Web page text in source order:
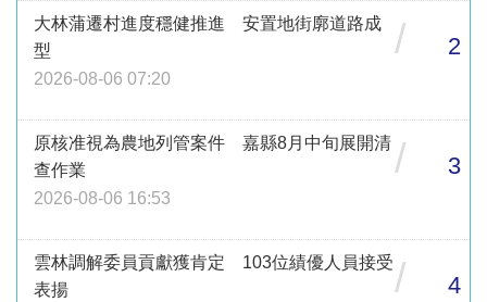
大林蒲遷村進度穩健推進 安置地街廓道路成
型
2026-08-06 07:20
/ 2
原核准視為農地列管案件 嘉縣8月中旬展開清
查作業
2026-08-06 16:53
/ 3
雲林調解委員貢獻獲肯定 103位績優人員接受
表揚
/ 4